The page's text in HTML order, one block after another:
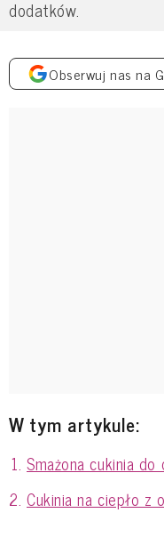
dodatków.
Obserwuj nas na
W tym artykule:
Smażona cukinia
Cukinia na ciepło z